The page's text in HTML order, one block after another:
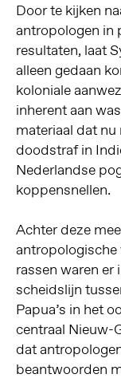
Door te kijken
antropologen in
resultaten, laat
alleen gedaan
koloniale
inherent aan
materiaal dat
doodstraf in
Nederlandse
koppensnellen.
Achter deze
antropologische
rassen waren er
scheidslijn
Papua’s in het
centraal Nieuw-
dat
beantwoorden